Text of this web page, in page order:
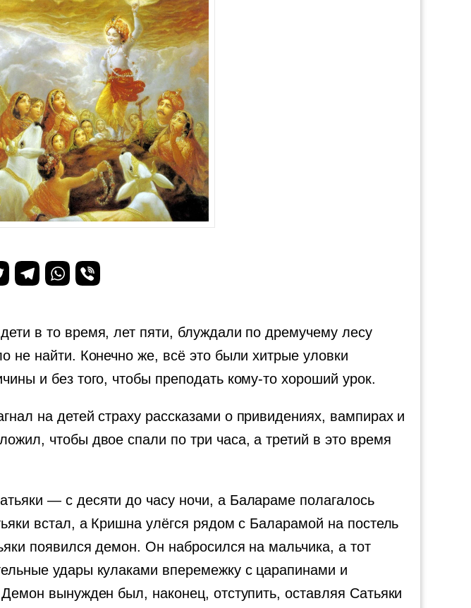
в то время, лет пяти, блуждали по дремучему лесу
не найти. Конечно же, всё это были хитрые уловки
и без того, чтобы преподать кому-то хороший урок.
на детей страху рассказами о привидениях, вампирах и
чтобы двое спали по три часа, а третий в это время
— с десяти до часу ночи, а Балараме полагалось
встал, а Кришна улёгся рядом с Баларамой на постель
появился демон. Он набросился на мальчика, а тот
удары кулаками вперемежку с царапинами и
вынужден был, наконец, отступить, оставляя Сатьяки